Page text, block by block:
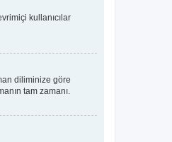
kullanıcılar
diliminize göre
tam zamanı.